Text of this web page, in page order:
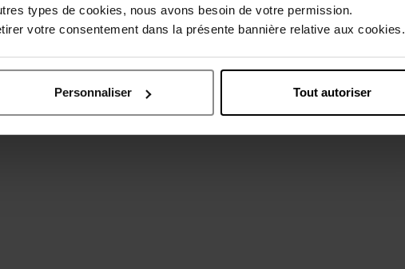
types de cookies, nous avons besoin de votre permission.
votre consentement dans la présente bannière relative aux cookies.
Personnaliser Tout autoriser
quelque chose ?